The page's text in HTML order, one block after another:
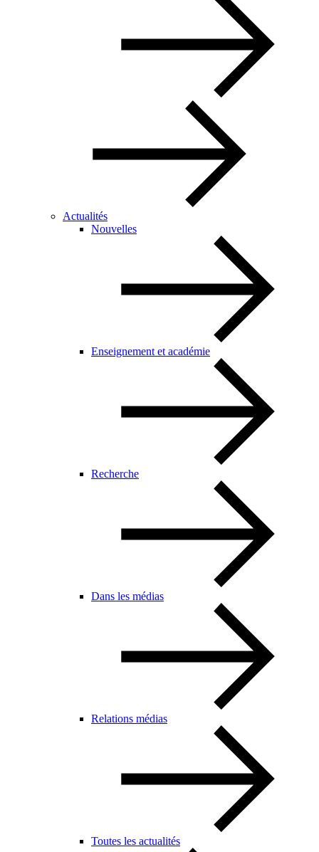
Actualités
Nouvelles
Enseignement et académie
Recherche
Dans les médias
Relations médias
Toutes les actualités